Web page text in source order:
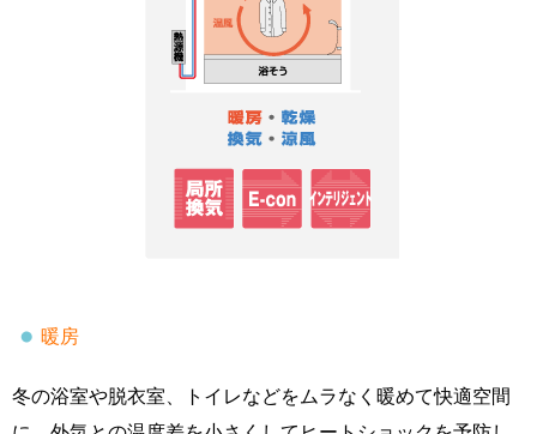
暖房
冬の浴室や脱衣室、トイレなどをムラなく暖めて快適空間